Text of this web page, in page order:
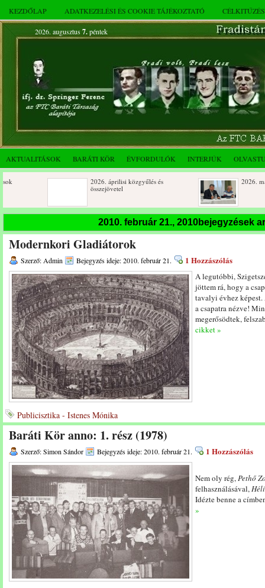
KEZDŐLAP ADATKEZELÉSI ÉS COOKIE TÁJÉKOZTATÓ
2026. augusztus 7.péntek
AKTUALITÁSOK BARÁTI KÖR ÉVFORDULÓK INTERJÚK
2026. áprilisi közgyűlés és
összejövetel
2026. márciusi
Születésnapi koszorúzások
Rendkívüli
novemberi
Az FTC Baráti Kör 2025. októberi
összejövetel
2010. február 21., 2010bejegyzések
Modernkori Gladiátorok
Szerző: Admin Bejegyzés ideje: 2010. február 21. 1 Hozzászólás
A legutóbbi,
jöttem rá, hogy a
tavalyi évhez
a csapatra nézve!
megerősödtek,
cikket »
Publicisztika - Istenes Mónika
Baráti Kör anno: 1. rész (1978)
Szerző: Simon Sándor Bejegyzés ideje: 2010. február 21. 1 Hozzászólás
Nem oly rég,Pethő
felhasználásával,
Idézte benne a
»